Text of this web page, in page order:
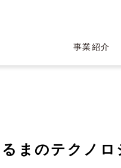
事業紹介
るまのテクノ